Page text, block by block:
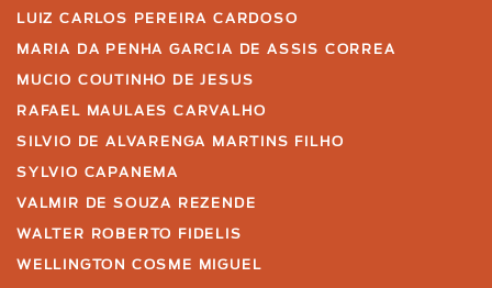
LUIZ CARLOS PEREIRA CARDOSO
MARIA DA PENHA GARCIA DE ASSIS CORREA
MUCIO COUTINHO DE JESUS
RAFAEL MAULAES CARVALHO
SILVIO DE ALVARENGA MARTINS FILHO
SYLVIO CAPANEMA
VALMIR DE SOUZA REZENDE
WALTER ROBERTO FIDELIS
WELLINGTON COSME MIGUEL